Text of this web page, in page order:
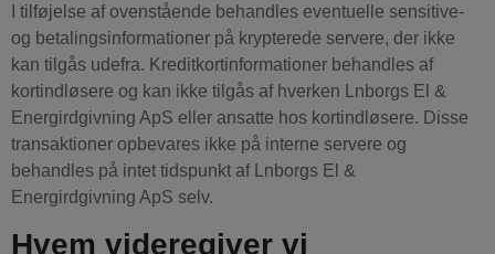
I tilføjelse af ovenstående behandles eventuelle sensitive-
og betalingsinformationer på krypterede servere, der ikke
kan tilgås udefra. Kreditkortinformationer behandles af
kortindløsere og kan ikke tilgås af hverken Lnborgs El &
Energirdgivning ApS eller ansatte hos kortindløsere. Disse
transaktioner opbevares ikke på interne servere og
behandles på intet tidspunkt af Lnborgs El &
Energirdgivning ApS selv.
Hvem videregiver vi